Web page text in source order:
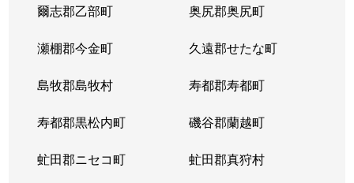
爾志郡乙部町 奥尻郡奥尻町
瀬棚郡今金町 久遠郡せたな町
島牧郡島牧村 寿都郡寿都町
寿都郡黒松内町 磯谷郡蘭越町
虻田郡ニセコ町 虻田郡真狩村